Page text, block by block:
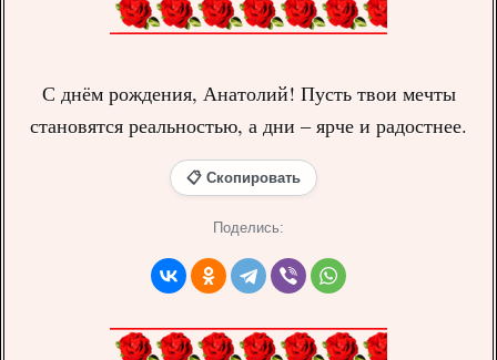
С днём рождения, Анатолий! Пусть твои мечты
становятся реальностью, а дни – ярче и радостнее.
📋 Скопировать
Поделись: